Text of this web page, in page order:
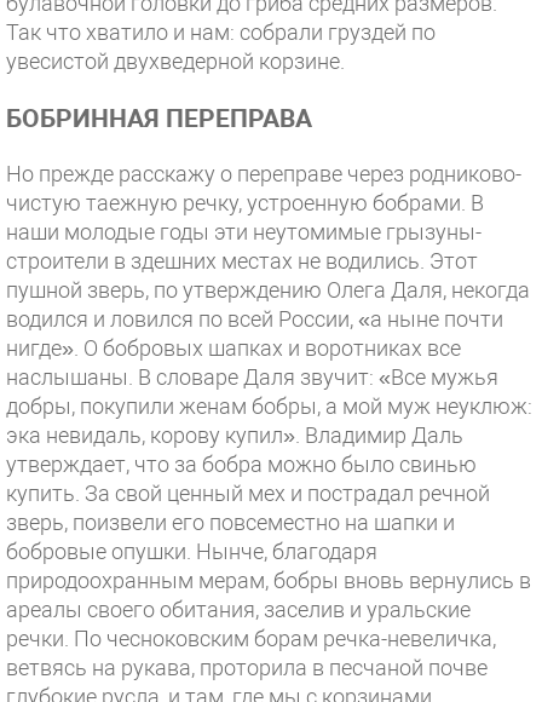
Так что хватило и нам: собрали груздей по
увесистой двухведерной корзине.
БОБРИННАЯ ПЕРЕПРАВА
Но прежде расскажу о переправе через родниково-
чистую таежную речку, устроенную бобрами. В
наши молодые годы эти неутомимые грызуны-
строители в здешних местах не водились. Этот
пушной зверь, по утверждению Олега Даля, некогда
водился и ловился по всей России, «а ныне почти
нигде». О бобровых шапках и воротниках все
наслышаны. В словаре Даля звучит: «Все мужья
добры, покупили женам бобры, а мой муж неуклюж:
эка невидаль, корову купил». Владимир Даль
утверждает, что за бобра можно было свинью
купить. За свой ценный мех и пострадал речной
зверь, поизвели его повсеместно на шапки и
бобровые опушки. Нынче, благодаря
природоохранным мерам, бобры вновь вернулись в
ареалы своего обитания, заселив и уральские
речки. По чесноковским борам речка-невеличка,
ветвясь на рукава, проторила в песчаной почве
глубокие русла, и там, где мы с корзинами